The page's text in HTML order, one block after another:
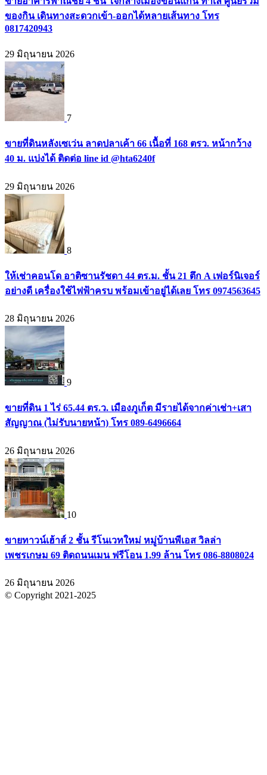
ของกิน เดินทางสะดวกเข้า-ออกได้หลายเส้นทาง โทร
0817420943
29 มิถุนายน 2026
7
ขายที่ดินหลังเซเว่น ลาดปลาเค้า 66 เนื้อที่ 168 ตรว. หน้ากว้าง
40 ม. แบ่งได้ ติดต่อ line id @hta6240f
29 มิถุนายน 2026
8
ให้เช่าคอนโด อาติซานรัชดา 44 ตร.ม. ชั้น 21 ตึก A เฟอร์นิเจอร์
อย่างดี เครื่องใช้ไฟฟ้าครบ พร้อมเข้าอยู่ได้เลย โทร 0974563645
28 มิถุนายน 2026
9
ขายที่ดิน 1 ไร่ 65.44 ตร.ว. เมืองภูเก็ต มีรายได้จากค่าเช่า+เสา
สัญญาณ (ไม่รับนายหน้า) โทร 089-6496664
26 มิถุนายน 2026
10
ขายทาวน์เฮ้าส์ 2 ชั้น รีโนเวทใหม่ หมู่บ้านพีเอส วิลล่า
เพชรเกษม 69 ติดถนนเมน ฟรีโอน 1.99 ล้าน โทร 086-8808024
26 มิถุนายน 2026
© Copyright 2021-2025